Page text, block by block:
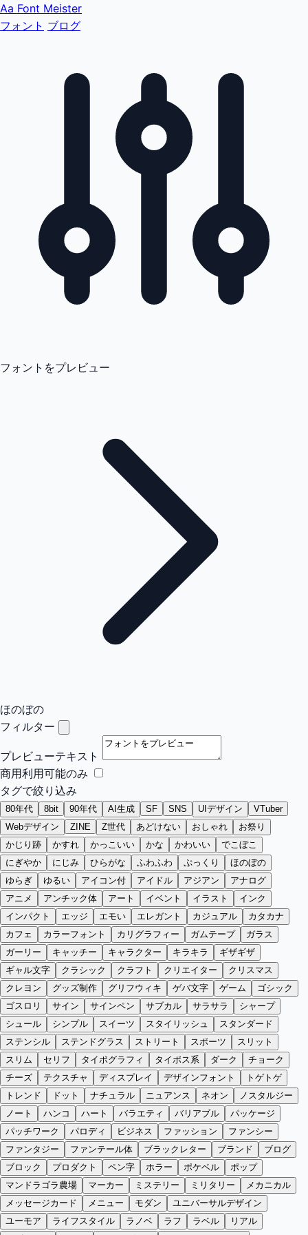
Aa Font Meister
フォント ブログ
フォントをプレビュー
ほのぼの
フィルター
プレビューテキスト
商用利用可能のみ
タグで絞り込み
80年代 8bit 90年代 AI生成 SF SNS UIデザイン
VTuber
Webデザイン
ZINE Z世代 あどけない おしゃれ
お祭り
かじり跡
かすれ かっこいい かな かわいい
でこぼこ
にぎやか
にじみ ひらがな ふわふわ ぷっくり
ほのぼの
ゆらぎ
ゆるい アイコン付 アイドル アジアン
アナログ
アニメ
アンチック体 アート イベント イラスト
インク
インパクト
エッジ エモい エレガント カジュアル
カタカナ
カフェ
カラーフォント カリグラフィー ガムテープ
ガラス
ガーリー
キャッチー キャラクター キラキラ
ギザギザ
ギャル文字
クラシック クラフト クリエイター
クリスマス
クレヨン
グッズ制作 グリフウィキ ゲバ文字 ゲーム
ゴシック
ゴスロリ
サイン サインペン サブカル サラサラ
シャープ
シュール
シンプル スイーツ スタイリッシュ
スタンダード
ステンシル
ステンドグラス ストリート スポーツ
スリット
スリム
セリフ タイポグラフィ タイポス系 ダーク
チョーク
チーズ
テクスチャ ディスプレイ デザインフォント
トゲトゲ
トレンド
ドット ナチュラル ニュアンス ネオン
ノスタルジー
ノート
ハンコ ハート バラエティ バリアブル
パッケージ
パッチワーク
パロディ ビジネス ファッション
ファンシー
ファンタジー
ファンテール体 ブラックレター ブランド
ブログ
ブロック
プロダクト ペン字 ホラー ポケベル
ポップ
マンドラゴラ農場
マーカー ミステリー ミリタリー
メカニカル
メッセージカード
メニュー モダン
ユニバーサルデザイン
ユーモア
ライフスタイル ラノベ ラフ ラベル
リアル